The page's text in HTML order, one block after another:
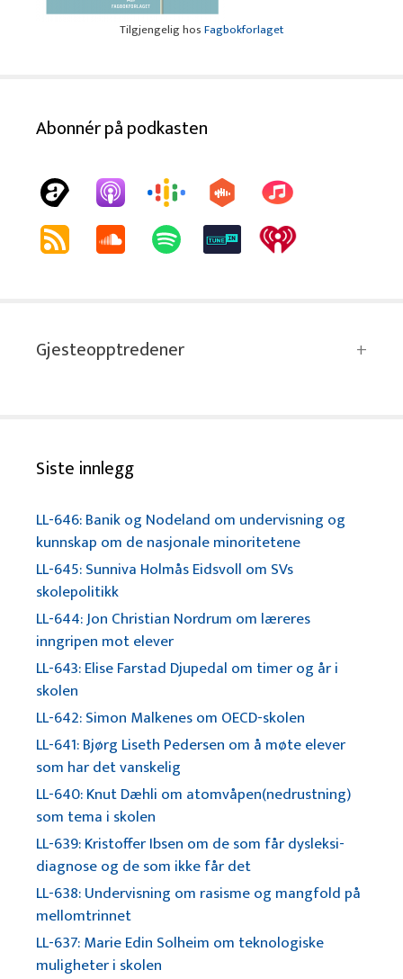
Tilgjengelig hosFagbokforlaget
Abonnér på podkasten
Gjesteopptredener
Siste innlegg
LL-646: Banik og Nodeland om undervisning og
kunnskap om de nasjonale minoritetene
LL-645: Sunniva Holmås Eidsvoll om SVs
skolepolitikk
LL-644: Jon Christian Nordrum om læreres
inngripen mot elever
LL-643: Elise Farstad Djupedal om timer og år i
skolen
LL-642: Simon Malkenes om OECD-skolen
LL-641: Bjørg Liseth Pedersen om å møte elever
som har det vanskelig
LL-640: Knut Dæhli om atomvåpen(nedrustning)
som tema i skolen
LL-639: Kristoffer Ibsen om de som får dysleksi-
diagnose og de som ikke får det
LL-638: Undervisning om rasisme og mangfold på
mellomtrinnet
LL-637: Marie Edin Solheim om teknologiske
muligheter i skolen